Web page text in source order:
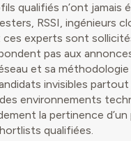
qualifiés n’ont jamais
RSSI, ingénieurs
experts sont
pas aux
et sa méthodologie
invisibles partout
environnements
la pertinence
qualifiées.